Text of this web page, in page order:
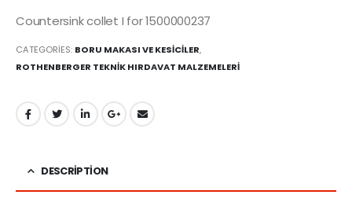
Countersink collet I for 1500000237
CATEGORIES: BORU MAKASI VE KESİCİLER,
ROTHENBERGER TEKNİK HIRDAVAT MALZEMELERİ
DESCRIPTION